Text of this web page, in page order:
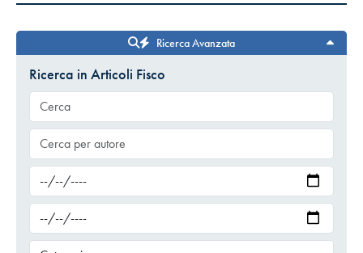
Ricerca Avanzata
Ricerca in Articoli Fisco